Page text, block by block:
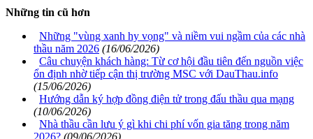
Những tin cũ hơn
Những "vùng xanh hy vọng" và niềm vui ngầm của các nhà
thầu năm 2026 (16/06/2026)
Câu chuyện khách hàng: Từ cơ hội đầu tiên đến nguồn việc
ổn định nhờ tiếp cận thị trường MSC với DauThau.info
(15/06/2026)
Hướng dẫn ký hợp đồng điện tử trong đấu thầu qua mạng
(10/06/2026)
Nhà thầu cần lưu ý gì khi chi phí vốn gia tăng trong năm